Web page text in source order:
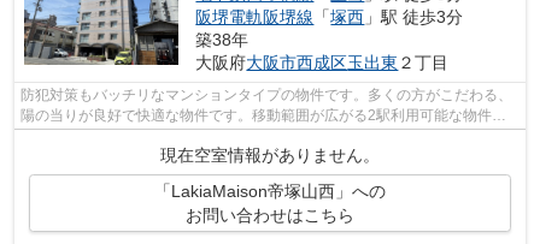
阪堺電軌阪堺線 「塚西 」駅 徒歩3分
築38年
大阪府大阪市西成区玉出東 ２丁目
防犯対策もバッチリなマンションタイプの物件です。多くの方がこだわる、
陽の当りが良好で快適な物件です。移動範囲が広がる2駅利用可能な物件で
現在空室情報がありません。
「LakiaMaison帝塚山西」への
お問い合わせはこちら